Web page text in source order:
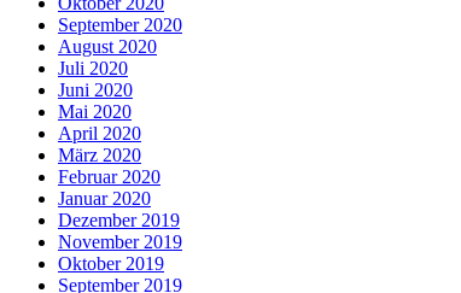
September 2020
August 2020
Juli 2020
Juni 2020
Mai 2020
April 2020
März 2020
Februar 2020
Januar 2020
Dezember 2019
November 2019
Oktober 2019
September 2019